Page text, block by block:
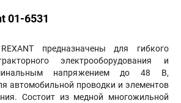
01-6531
предназначены для гибкого
электрооборудования и
напряжением до 48 В,
автомобильной проводки и элементов
Состоит из медной многожильной